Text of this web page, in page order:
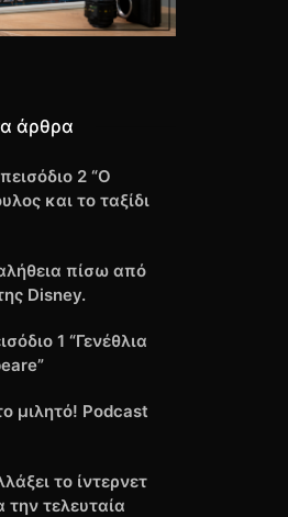
άρθρα
2 “Ο
και το ταξίδι
πίσω από
Disney.
1 “Γενέθλια
μιλητό! Podcast
το ίντερνετ
τελευταία